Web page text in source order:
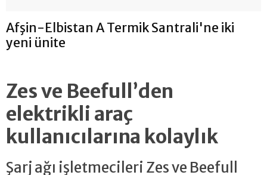
Afşin-Elbistan A Termik Santrali'ne iki
yeni ünite
Zes ve Beefull’den
elektrikli araç
kullanıcılarına kolaylık
Şarj ağı işletmecileri Zes ve Beefull